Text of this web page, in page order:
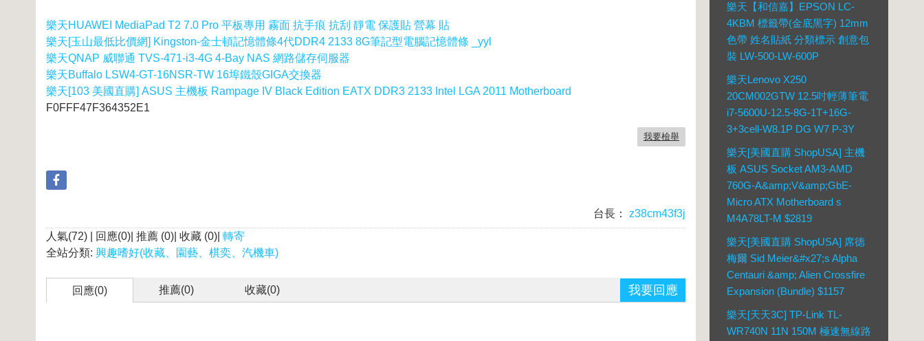
樂天HUAWEI MediaPad T2 7.0 Pro 平板專用 霧面 抗手痕 抗刮 靜電 保護貼 營幕 貼
樂天[玉山最低比價網] Kingston-金士頓記憶體條4代DDR4 2133 8G筆記型電腦記憶體條 _yyl
樂天QNAP 威聯通 TVS-471-i3-4G 4-Bay NAS 網路儲存伺服器
樂天Buffalo LSW4-GT-16NSR-TW 16埠鐵殼GIGA交換器
樂天[103 美國直購] ASUS 主機板 Rampage IV Black Edition EATX DDR3 2133 Intel LGA 2011 Motherboard
F0FFF47F364352E1
我要檢舉
台長：
z38cm43f3j
人氣(72) | 回應(0)| 推薦 (0)| 收藏 (0)| 轉寄
全站分類: 興趣嗜好(收藏、園藝、棋奕、汽機車)
回應(0) 推薦(0) 收藏(0) 我要回應
樂天【和信嘉】EPSON LC-
4KBM 標籤帶(金底黑字) 12mm
色帶 姓名貼紙 分類標示 創意包
裝 LW-500-LW-600P
樂天Lenovo X250
20CM002GTW 12.5吋輕薄筆電
i7-5600U-12.5-8G-1T+16G-
3+3cell-W8.1P DG W7 P-3Y
樂天[美國直購 ShopUSA] 主機
板 ASUS Socket AM3-AMD
760G-A&amp;V&amp;GbE-
Micro ATX Motherboard s
M4A78LT-M $2819
樂天[美國直購 ShopUSA] 席德
梅爾 Sid Meier&#x27;s Alpha
Centauri &amp; Alien Crossfire
Expansion (Bundle) $1157
樂天[天天3C] TP-Link TL-
WR740N 11N 150M 極速無線路